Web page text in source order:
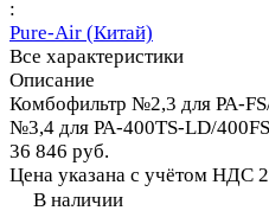
:
Pure-Air (Китай)
Все характеристики
Описание
Комбофильтр №2,3 для PA-
№3,4 для PA-400TS-LD/
36 846 руб.
Цена указана с учётом НДС
В наличии